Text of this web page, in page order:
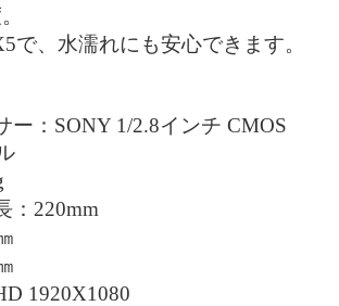
で、水濡れにも安心できます。
ー： SONY 1/2.8インチ CMOS
： 220mm
1920X1080